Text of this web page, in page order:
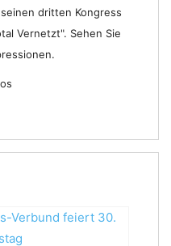
dritten Kongress
Vernetzt". Sehen Sie